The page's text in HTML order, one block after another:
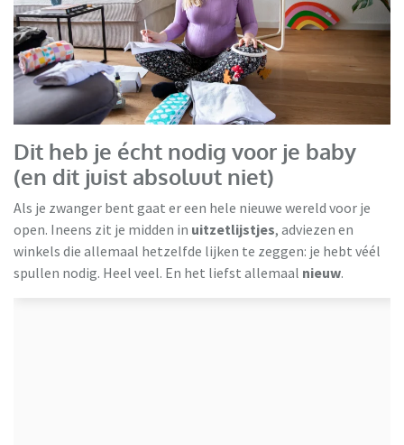
Milieu Centraal
Dit heb je écht nodig voor je baby
(en dit juist absoluut niet)
Als je zwanger bent gaat er een hele nieuwe wereld voor je
open. Ineens zit je midden in uitzetlijstjes, adviezen en
winkels die allemaal hetzelfde lijken te zeggen: je hebt véél
spullen nodig. Heel veel. En het liefst allemaal nieuw.